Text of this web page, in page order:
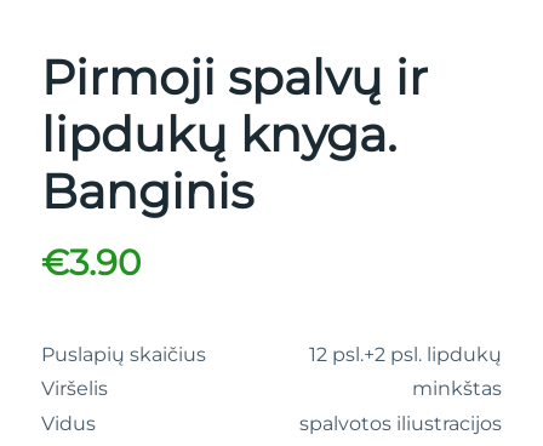
Pirmoji spalvų ir
lipdukų knyga.
Banginis
€3.90
Puslapių skaičius
12 psl.+2 psl. lipdukų
Viršelis
minkštas
Vidus
spalvotos iliustracijos